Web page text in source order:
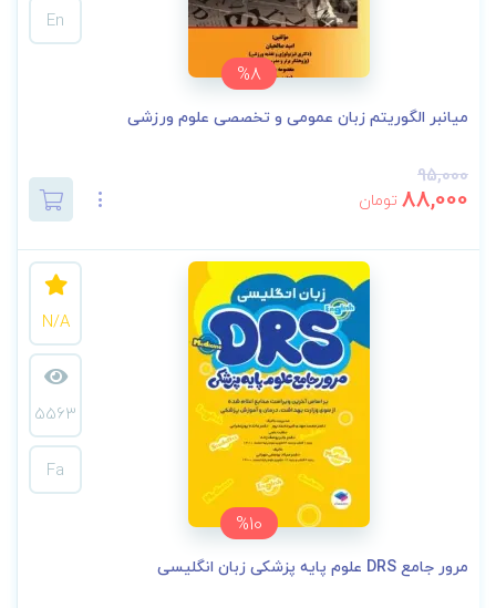
%8
En
میانبر الگوریتم زبان عمومی و تخصصی علوم ورزشی
95,000
88,000 تومان
%10
N/A
5563
Fa
مرور جامع DRS علوم پایه پزشکی زبان انگلیسی